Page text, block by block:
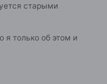
старыми
я только об этом и